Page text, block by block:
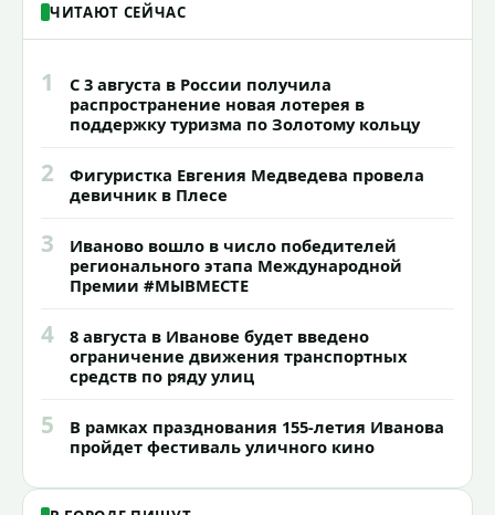
ЧИТАЮТ СЕЙЧАС
1
С 3 августа в России получила
распространение новая лотерея в
поддержку туризма по Золотому кольцу
2
Фигуристка Евгения Медведева провела
девичник в Плесе
3
Иваново вошло в число победителей
регионального этапа Международной
Премии #МЫВМЕСТЕ
4
8 августа в Иванове будет введено
ограничение движения транспортных
средств по ряду улиц
5
В рамках празднования 155-летия Иванова
пройдет фестиваль уличного кино